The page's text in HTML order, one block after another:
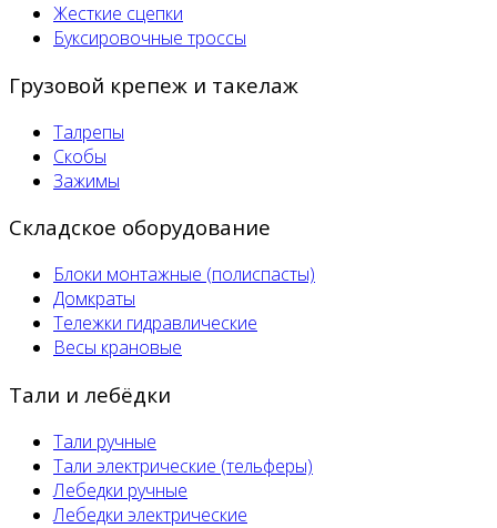
Жесткие сцепки
Буксировочные троссы
Грузовой крепеж и такелаж
Талрепы
Скобы
Зажимы
Складское оборудование
Блоки монтажные (полиспасты)
Домкраты
Тележки гидравлические
Весы крановые
Тали и лебёдки
Тали ручные
Тали электрические (тельферы)
Лебедки ручные
Лебедки электрические